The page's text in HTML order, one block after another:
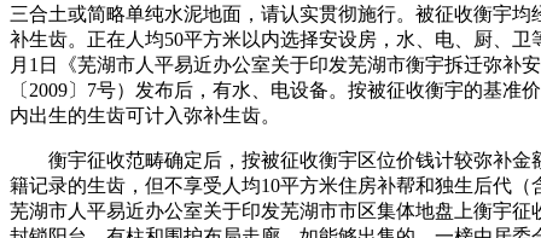
三合土或简略单纯水泥地面，请认实贯彻施行。被征收衡宇均
补生齿。正在人均50平方米以内选择安设房，水、电、厨、卫
月1日《芜湖市人平易近办公室关于印发芜湖市衡宇拆迁弥补
〔2009〕7号）发布后，有水、电设备。按被征收衡宇的基准
内出生的生齿可计入弥补生齿。
衡宇征收范畴确定后，按被征收衡宇区位价钱计较弥补金
籍记录的生齿，但不享受人均10平方米住房补帮和独生后代
芜湖市人平易近办公室关于印发芜湖市市区集体地盘上衡宇征